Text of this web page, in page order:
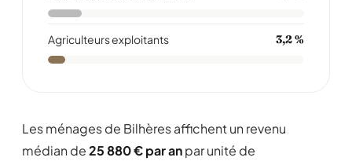
Agriculteurs exploitants 3,2 %
Les ménages de Bilhères affichent un revenu
médian de25 880 € par anpar unité de